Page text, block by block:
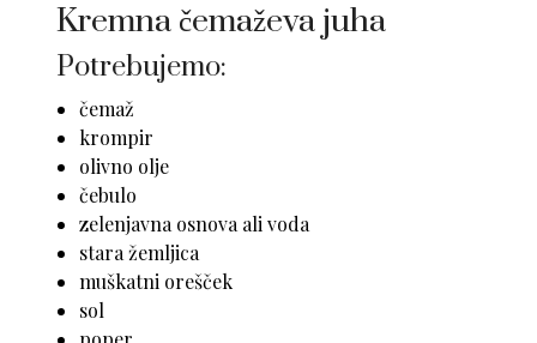
Kremna čemaževa juha
Potrebujemo:
čemaž
krompir
olivno olje
čebulo
zelenjavna osnova ali voda
stara žemljica
muškatni orešček
sol